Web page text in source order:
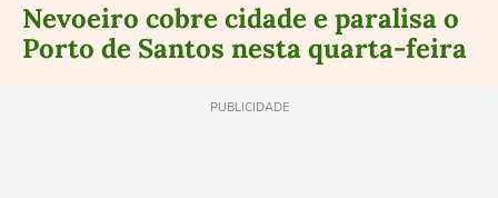
Nevoeiro cobre cidade e paralisa o
Porto de Santos nesta quarta-feira
PUBLICIDADE